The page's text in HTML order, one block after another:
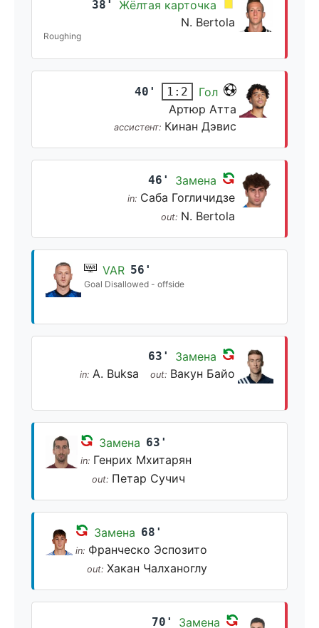
38'
Жёлтая карточка
N. Bertola
Roughing
40' 1:2
Гол
Артюр Атта
ассистент: Кинан Дэвис
46' Замена
in: Саба Гогличидзе
out: N. Bertola
VAR 56'
Goal Disallowed - offside
63' Замена
in: A. Buksa out: Вакун Байо
Замена 63'
in: Генрих Мхитарян
out: Петар Сучич
Замена 68'
in: Франческо Эспозито
out: Хакан Чалханоглу
70' Замена